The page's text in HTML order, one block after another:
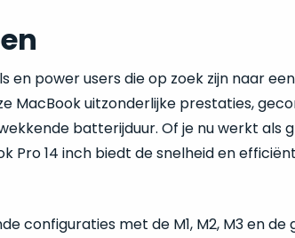
en power users die op zoek zijn naar
MacBook uitzonderlijke prestaties,
batterijduur. Of je nu werkt als
14 inch biedt de snelheid en
configuraties met de M1, M2, M3 en